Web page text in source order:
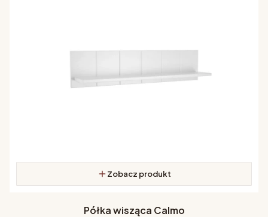
Zobacz produkt
Półka wisząca Calmo